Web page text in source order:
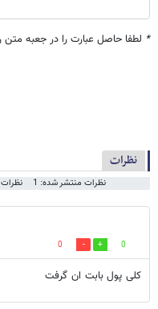
* لطفا حاصل عبارت را در جعبه متن
نظرات
نظرات منتشر شده: 1 نظرات
0
0
کلی پول بابت ان گرفت